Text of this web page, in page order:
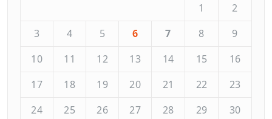
1
2
3
4 5 6 7 8
9
10
11 12 13 14 15
16
17
18 19 20 21 22
23
24
25 26 27 28 29
30